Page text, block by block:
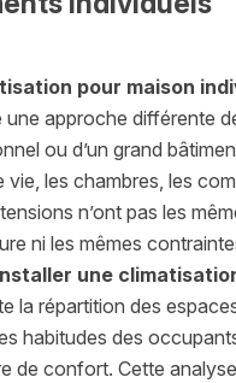
pour maison
une approche différente
ou d’un grand
vie, les chambres, les
n’ont pas les
ni les mêmes
une
la répartition des
habitudes des
de confort. Cette